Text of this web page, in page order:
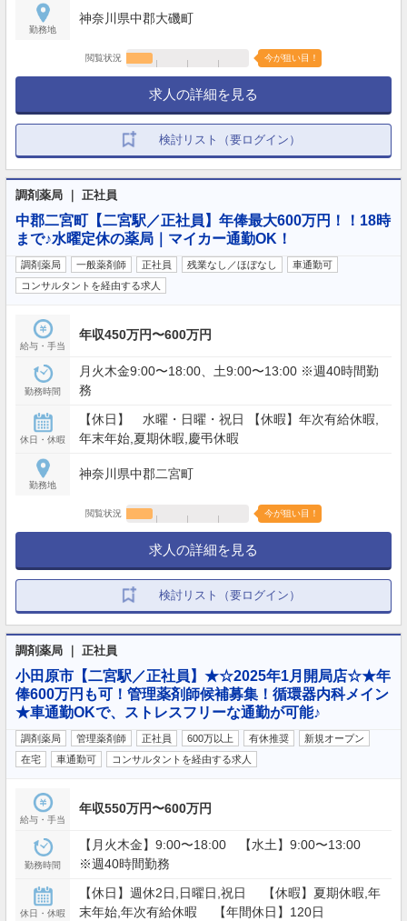
勤務地
神奈川県中郡大磯町
閲覧状況 今が狙い目！
求人の詳細を見る
検討リスト（要ログイン）
調剤薬局 ｜ 正社員
中郡二宮町【二宮駅／正社員】年俸最大600万円！！18時
まで♪水曜定休の薬局｜マイカー通勤OK！
調剤薬局 一般薬剤師 正社員 残業なし／ほぼなし
車通勤可
コンサルタントを経由する求人
給与・手当
年収450万円〜600万円
勤務時間
月火木金9:00〜18:00、土9:00〜13:00 ※週40時間勤
務
休日・休暇
【休日】 水曜・日曜・祝日 【休暇】年次有給休暇,
年末年始,夏期休暇,慶弔休暇
勤務地
神奈川県中郡二宮町
閲覧状況 今が狙い目！
求人の詳細を見る
検討リスト（要ログイン）
調剤薬局 ｜ 正社員
小田原市【二宮駅／正社員】★☆2025年1月開局店☆★年
俸600万円も可！管理薬剤師候補募集！循環器内科メイン
★車通勤OKで、ストレスフリーな通勤が可能♪
調剤薬局 管理薬剤師 正社員 600万以上 有休推奨
新規オープン
在宅
車通勤可 コンサルタントを経由する求人
給与・手当
年収550万円〜600万円
勤務時間
【月火木金】9:00〜18:00 【水土】9:00〜13:00
※週40時間勤務
休日・休暇
【休日】週休2日,日曜日,祝日 【休暇】夏期休暇,年
末年始,年次有給休暇 【年間休日】120日